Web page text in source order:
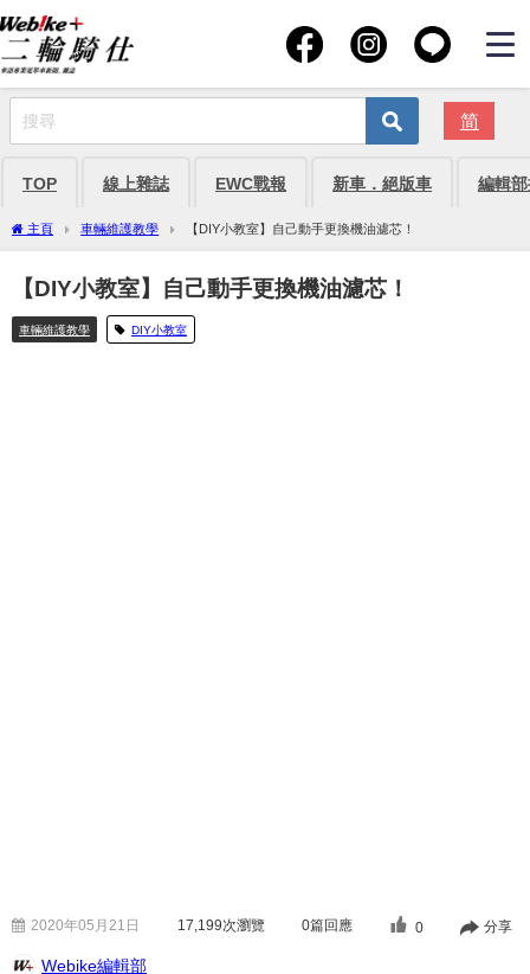
简
TOP 線上雜誌 EWC戰報 新車．絕版車 編輯
主頁 車輛維護教學 【DIY小教室】自己動手更換機油濾芯！
【DIY小教室】自己動手更換機油濾芯！
車輛維護教學 DIY小教室
2020年05月21日 17,199次瀏覽 0篇回應 0 分享
Webike編輯部